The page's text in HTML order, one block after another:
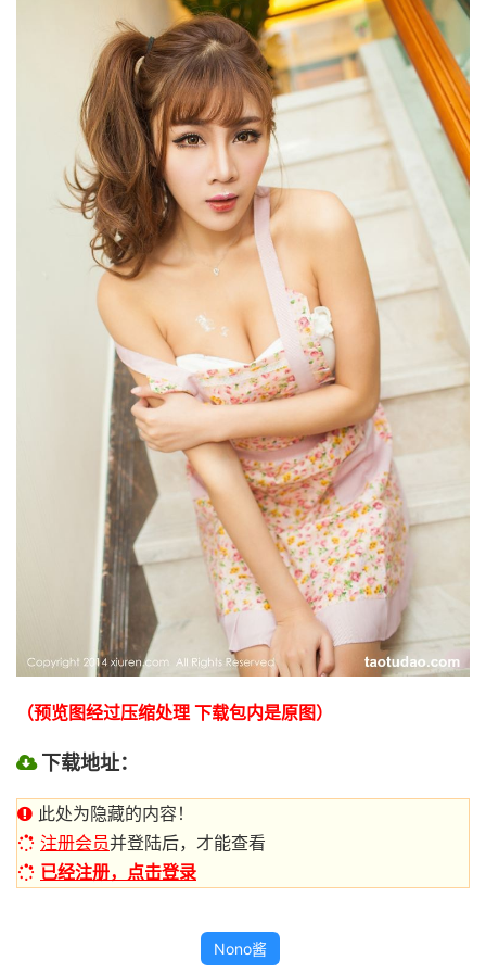
（预览图经过压缩处理 下载包内是原图）
下载地址：
此处为隐藏的内容！
注册会员并登陆后，才能查看
已经注册，点击登录
Nono酱